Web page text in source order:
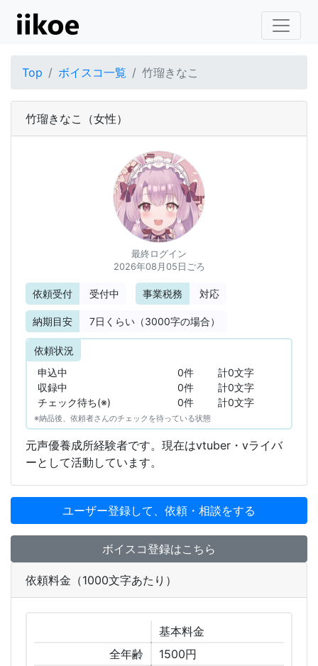
Top ボイスコ一覧 竹瑠きなこ
竹瑠きなこ （女性）
最終ログイン
2026年08月05日ごろ
依頼受付 受付中 事業税務 対応
納期目安 7日くらい（3000字の場合）
依頼状況
申込中
0件
計0文字
収録中
0件
計0文字
チェック待ち(※)
0件 計0文字
※納品後、依頼者さんのチェックを待っている状態
元声優養成所経験者です。現在はvtuber・vライバ
ーとして活動しています。
ユーザー登録して、依頼・相談をする
ボイスコ登録はこちら
依頼料金（1000文字あたり）
基本料金
全年齢
1500円